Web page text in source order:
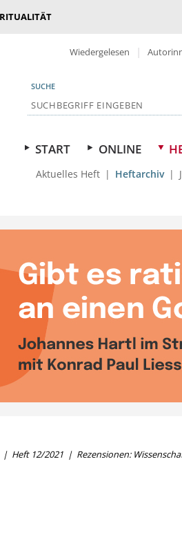
Wiedergelesen
SUCHE
START ONLINE
Aktuelles Heft Heftarchiv
Heft 12/2021 Rezensionen: